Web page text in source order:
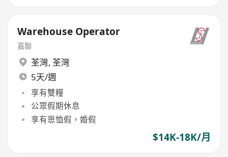
Warehouse Operator
嘉聯
荃灣, 荃灣
5天/週
享有雙糧
公眾假期休息
享有恩恤假，婚假
$14K-18K/月